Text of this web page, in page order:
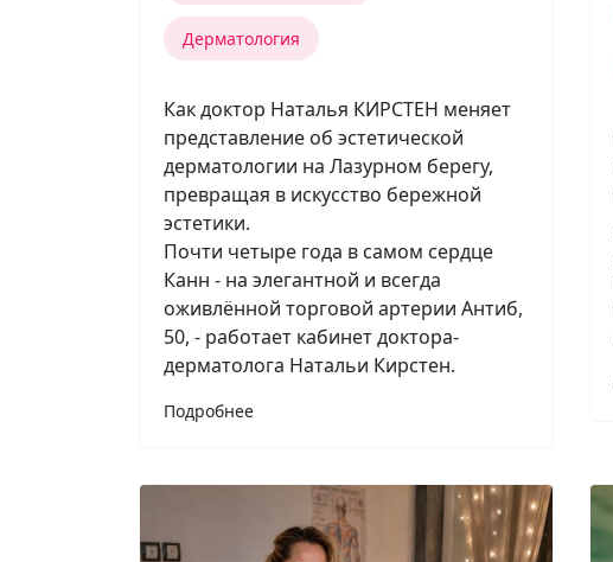
Дерматология
Как доктор Наталья КИРСТЕН меняет
представление об эстетической
дерматологии на Лазурном берегу,
превращая в искусство бережной
эстетики.
Почти четыре года в самом сердце
Канн - на элегантной и всегда
оживлённой торговой артерии Антиб,
50, - работает кабинет доктора-
дерматолога Натальи Кирстен.
Подробнее